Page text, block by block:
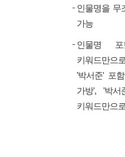
인물명을 무
가능
인물명
키워드만으
'박서준' 포
가방', '박
키워드만으